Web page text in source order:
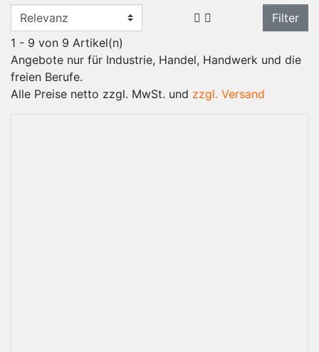
Filter
1 - 9 von 9 Artikel(n)
Angebote nur für Industrie, Handel, Handwerk und die
freien Berufe.
Alle Preise netto zzgl. MwSt. und zzgl. Versand